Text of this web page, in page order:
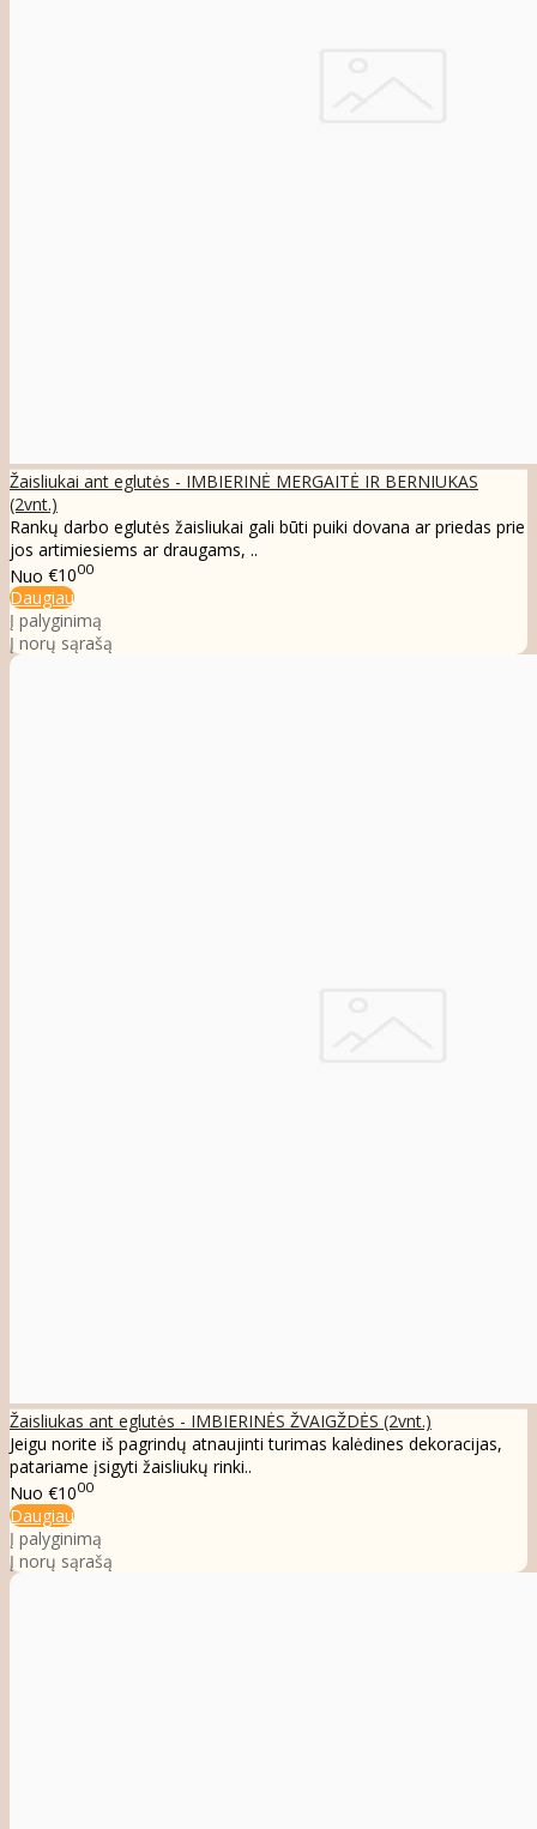
Žaisliukai ant eglutės - IMBIERINĖ MERGAITĖ IR BERNIUKAS
(2vnt.)
Rankų darbo eglutės žaisliukai gali būti puiki dovana ar priedas prie
jos artimiesiems ar draugams, ..
Nuo €1000
Daugiau
Į palyginimą
Į norų sąrašą
Žaisliukas ant eglutės - IMBIERINĖS ŽVAIGŽDĖS (2vnt.)
Jeigu norite iš pagrindų atnaujinti turimas kalėdines dekoracijas,
patariame įsigyti žaisliukų rinki..
Nuo €1000
Daugiau
Į palyginimą
Į norų sąrašą